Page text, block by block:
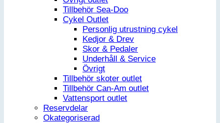
Tillbehör Sea-Doo
Cykel Outlet
Personlig utrustning cykel
Kedjor & Drev
Skor & Pedaler
Underhåll & Service
Övrigt
Tillbehör skoter outlet
Tillbehör Can-Am outlet
Vattensport outlet
Reservdelar
Okategoriserad